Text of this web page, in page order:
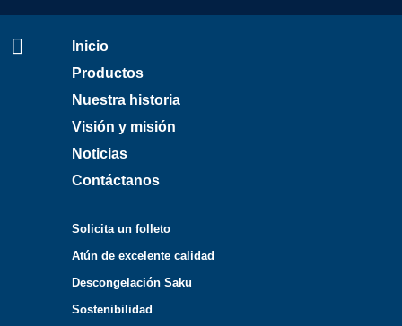
Inicio
Productos
Nuestra historia
Visión y misión
Noticias
Contáctanos
Solicita un folleto
Atún de excelente calidad
Descongelación Saku
Sostenibilidad